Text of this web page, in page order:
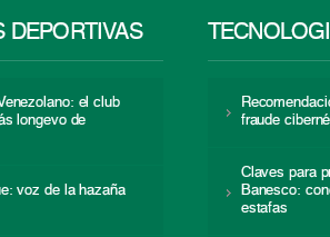
DEPORTIVAS
el club
longevo de
voz de la hazaña
fraude
Claves para
Banesco:
estafas